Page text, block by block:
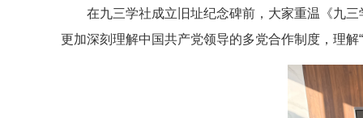
在九三学社成立旧址纪念碑前，大家重温《九
更加深刻理解中国共产党领导的多党合作制度，理解